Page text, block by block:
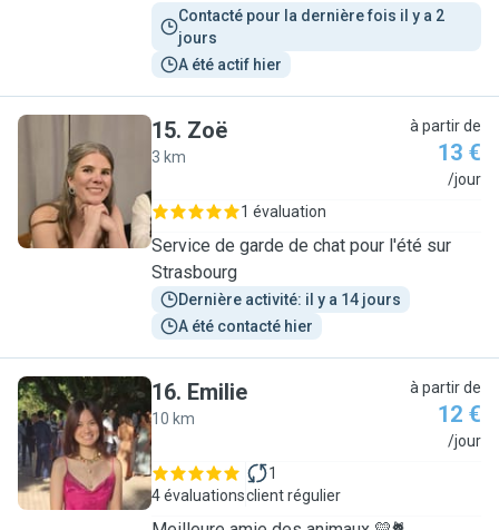
Contacté pour la dernière fois il y a 2
jours
A été actif hier
Z
15. Zoë
3 km
à partir de
13 €
/jour
1 évaluation
Service de garde de chat pour l'été sur
Strasbourg
Dernière activité: il y a 14 jours
A été contacté hier
E
16. Emilie
10 km
à partir de
12 €
/jour
4 évaluations
1
client régulier